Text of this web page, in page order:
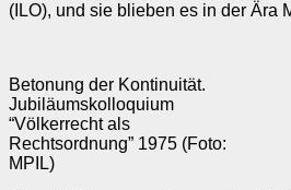
(ILO), und sie blieben es in der Ära
Betonung der Kontinuität.
Jubiläumskolloquium
“Völkerrecht als
Rechtsordnung” 1975 (Foto:
MPIL)